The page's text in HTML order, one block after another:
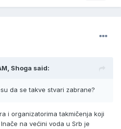
Shoga said:
da se takve stvari zabrane?
i organizatorima takmičenja koji
na većini voda u Srb je